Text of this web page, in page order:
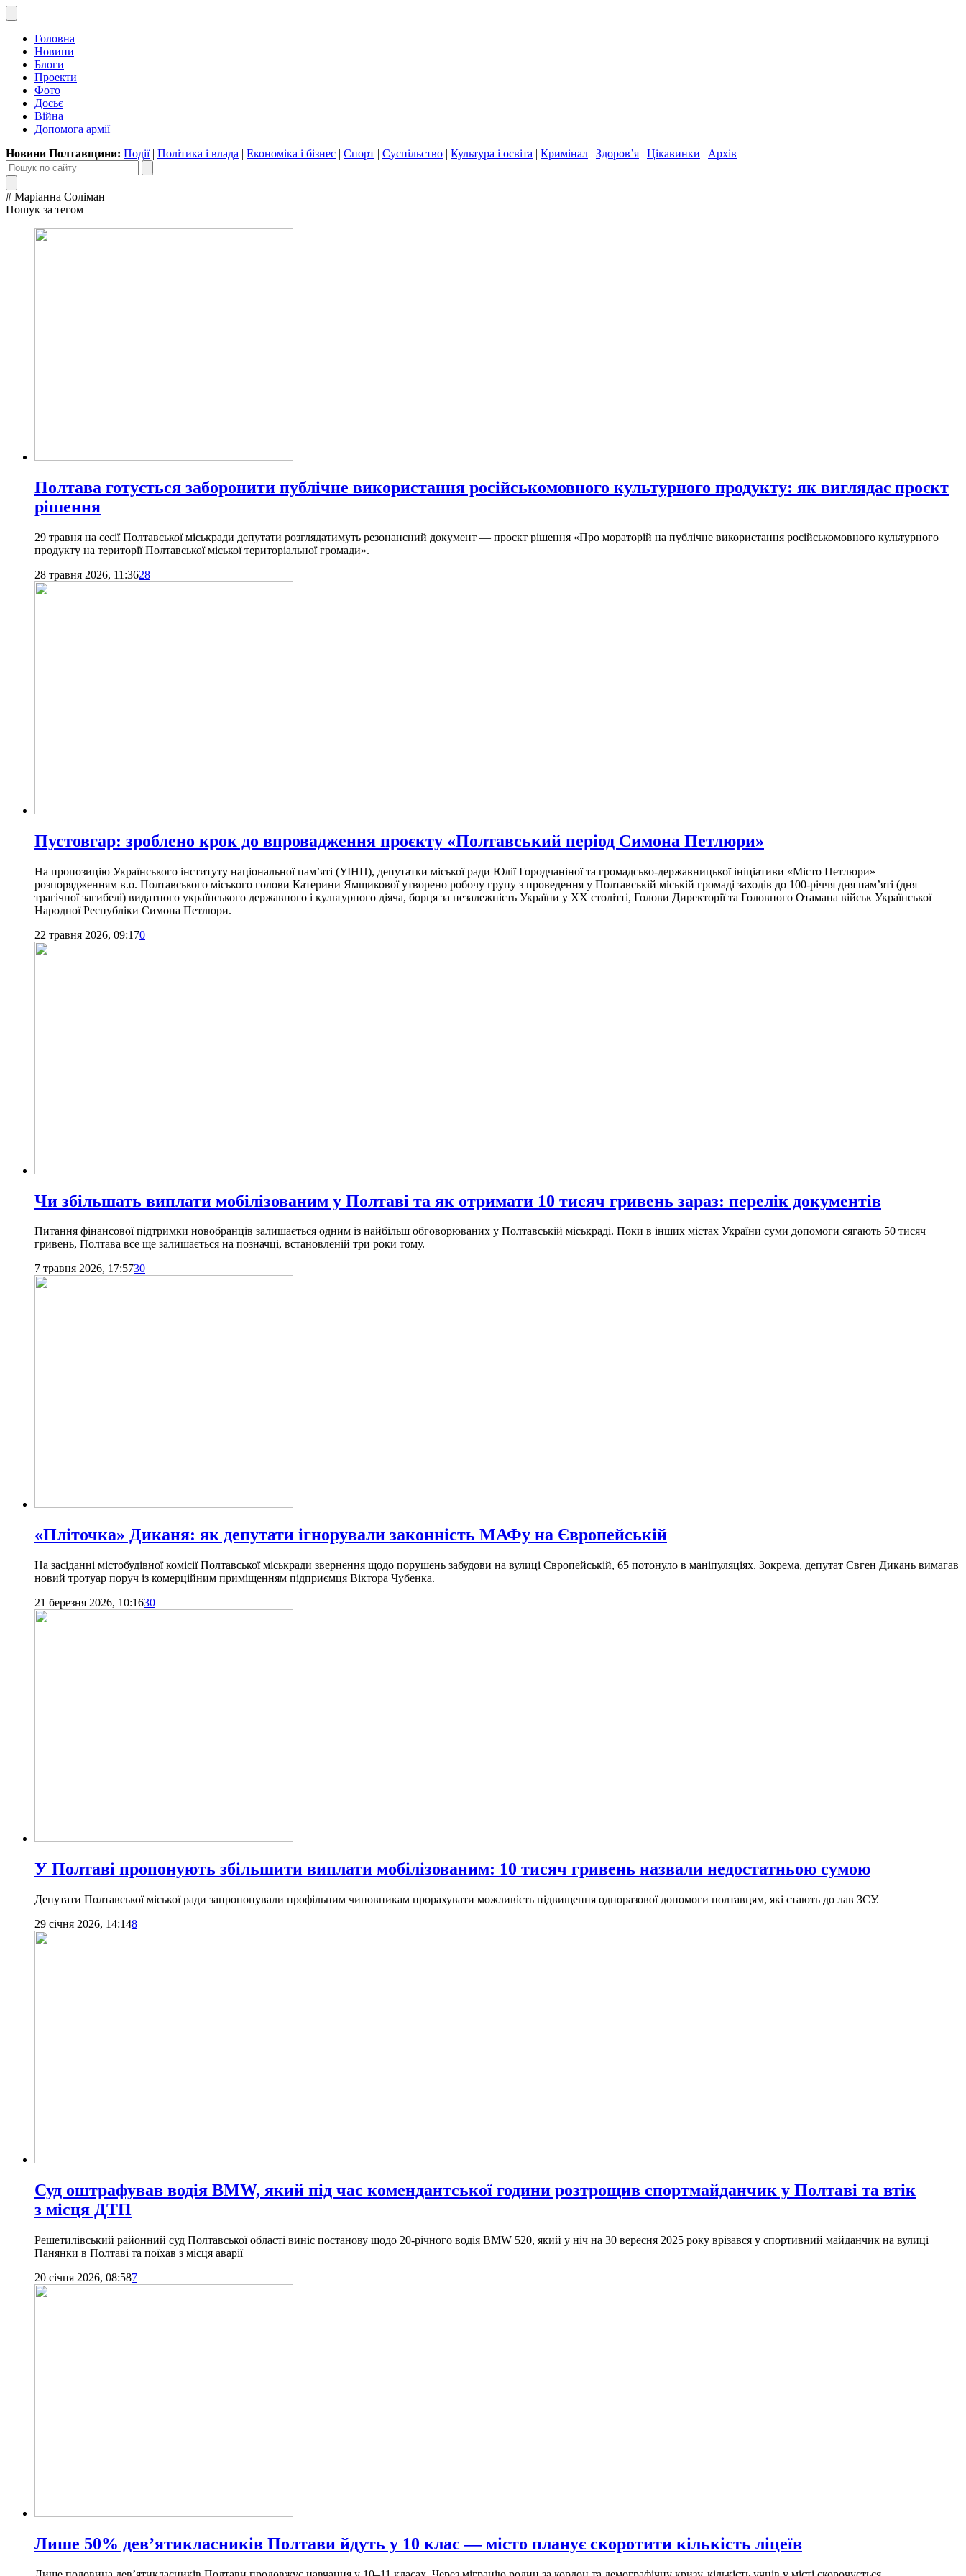
Головна
Новини
Блоги
Проекти
Фото
Досьє
Війна
Допомога армії
Новини Полтавщини: Події| Політика і влада | Економіка і бізнес | Спорт | Суспільство | Культура і освіта | Кримінал | Здоров’я | Цікавинки | Архів
# Маріанна Соліман
Пошук за тегом
Полтава готується заборонити публічне використання російськомовного культурного продукту: як виглядає проєкт
рішення
29 травня на сесії Полтавської міськради депутати розглядатимуть резонансний документ — проєкт рішення «Про мораторій на публічне використання російськомовного культурного
продукту на території Полтавської міської територіальної громади».
28 травня 2026, 11:3628
Пустовгар: зроблено крок до впровадження проєкту «Полтавський період Симона Петлюри»
На пропозицію Українського інституту національної пам’яті (УІНП), депутатки міської ради Юлії Городчаніної та громадсько-державницької ініціативи «Місто Петлюри»
розпорядженням в.о. Полтавського міського голови Катерини Ямщикової утворено робочу групу з проведення у Полтавській міській громаді заходів до 100-річчя дня пам’яті (дня
трагічної загибелі) видатного українського державного і культурного діяча, борця за незалежність України у ХХ столітті, Голови Директорії та Головного Отамана військ Української
Народної Республіки Симона Петлюри.
22 травня 2026, 09:170
Чи збільшать виплати мобілізованим у Полтаві та як отримати 10 тисяч гривень зараз: перелік документів
Питання фінансової підтримки новобранців залишається одним із найбільш обговорюваних у Полтавській міськраді. Поки в інших містах України суми допомоги сягають 50 тисяч
гривень, Полтава все ще залишається на позначці, встановленій три роки тому.
7 травня 2026, 17:5730
«Пліточка» Диканя: як депутати ігнорували законність МАФу на Європейській
На засіданні містобудівної комісії Полтавської міськради звернення щодо порушень забудови на вулиці Європейській, 65 потонуло в маніпуляціях. Зокрема, депутат Євген Дикань вимагав
новий тротуар поруч із комерційним приміщенням підприємця Віктора Чубенка.
21 березня 2026, 10:1630
У Полтаві пропонують збільшити виплати мобілізованим: 10 тисяч гривень назвали недостатньою сумою
Депутати Полтавської міської ради запропонували профільним чиновникам прорахувати можливість підвищення одноразової допомоги полтавцям, які стають до лав ЗСУ.
29 січня 2026, 14:148
Суд оштрафував водія BMW, який під час комендантської години розтрощив спортмайданчик у Полтаві та втік
з місця ДТП
Решетилівський районний суд Полтавської області виніс постанову щодо 20-річного водія BMW 520, який у ніч на 30 вересня 2025 року врізався у спортивний майданчик на вулиці
Панянки в Полтаві та поїхав з місця аварії
20 січня 2026, 08:587
Лише 50% дев’ятикласників Полтави йдуть у 10 клас — місто планує скоротити кількість ліцеїв